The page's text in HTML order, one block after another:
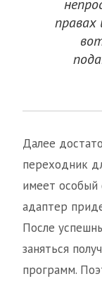
Далее
переходник
имеет
адаптер
После
заняться
программ.